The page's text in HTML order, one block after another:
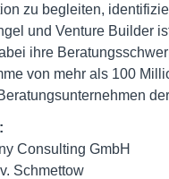
zu begleiten,
und Venture Builder
ihre
von mehr als 100
Consulting GmbH
Schmettow